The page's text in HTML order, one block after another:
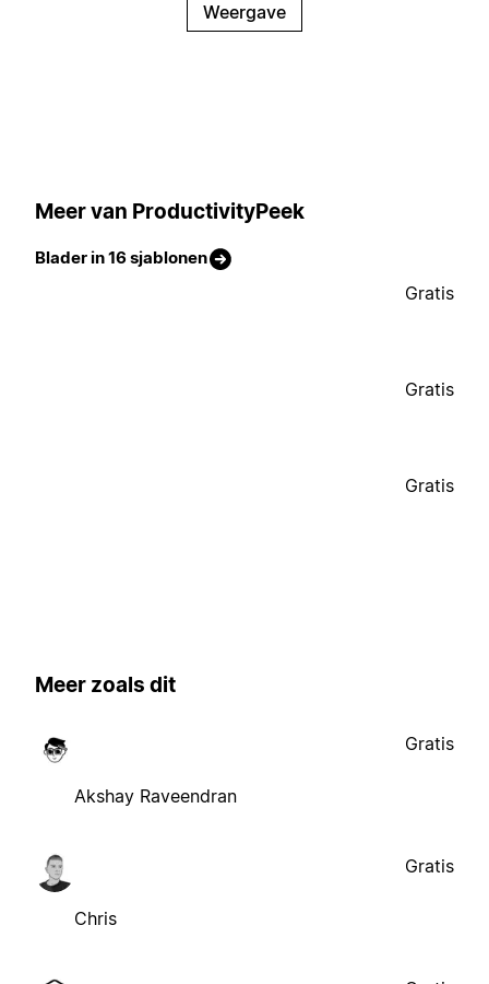
Weergave
Meer van ProductivityPeek
Blader in 16 sjablonen
Gratis
Gratis
Gratis
Meer zoals dit
Akshay Raveendran
Gratis
Chris
Gratis